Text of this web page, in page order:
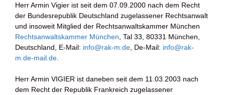
Herr Armin Vigier ist seit dem 07.09.2000 nach dem Recht
der Bundesrepublik Deutschland zugelassener Rechtsanwalt
und insoweit Mitglied der Rechtsanwaltskammer München
Rechtsanwaltskammer München , Tal 33, 80331 München,
Deutschland, E-Mail: info@rak-m.de , De-Mail: info@rak-
m.de-mail.de
Herr Armin VIGIER ist daneben seit dem 11.03.2003 nach
dem Recht der Republik Frankreich zugelassener